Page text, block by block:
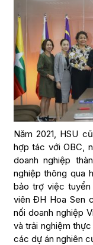
Năm 2021, HSU
hợp tác với OBC,
doanh nghiệp
nghiệp thông qua
bảo trợ việc
viên ĐH Hoa Sen
nối doanh nghiệp
và trải nghiệm
các dự án nghiên